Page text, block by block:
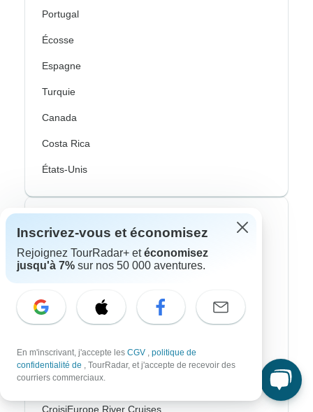
Portugal
Écosse
Espagne
Turquie
Canada
Costa Rica
États-Unis
Contiki
G Adventures
Topdeck
Trafalgar
CroisiEurope River Cruises
Inscrivez-vous et économisez
Rejoignez TourRadar+ etéconomisez
jusqu'à 7% sur nos 50 000 aventures.
En m'inscrivant, j'accepte les CGV , politique de
confidentialité de , TourRadar, et j'accepte de recevoir des
courriers commerciaux.